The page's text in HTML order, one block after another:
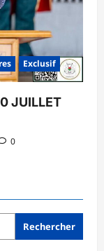
Exclusif
JUILLET
0
Rechercher